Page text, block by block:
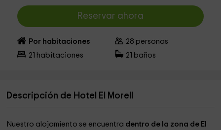
Reservar ahora
Por habitaciones 28 personas
21
habitaciones 21 baños
Descripción de Hotel El Morell
Nuestro alojamiento se encuentra dentro de la zona de El